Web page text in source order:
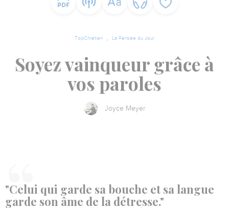
TopChrétien La Pensée du Jour
Soyez vainqueur grâce à
vos paroles
Joyce Meyer
"Celui qui garde sa bouche et sa langue
garde son âme de la détresse."